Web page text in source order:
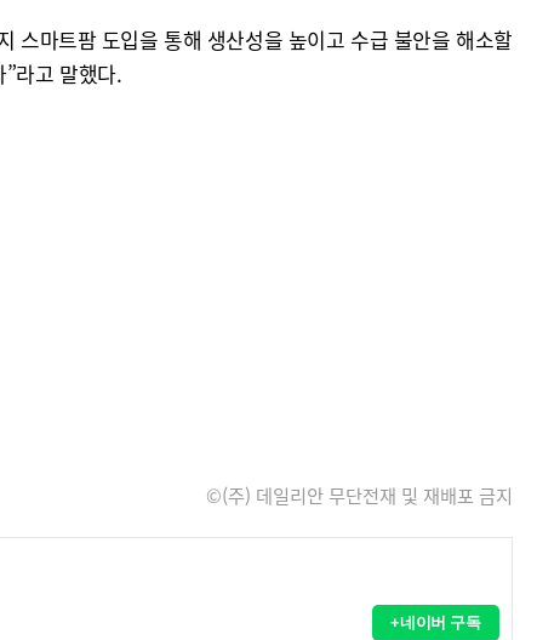
스마트팜 도입을 통해 생산성을 높이고 수급 불안을 해소할
라고 말했다.
©(주) 데일리안 무단전재 및 재배포 금지
+네이버 구독